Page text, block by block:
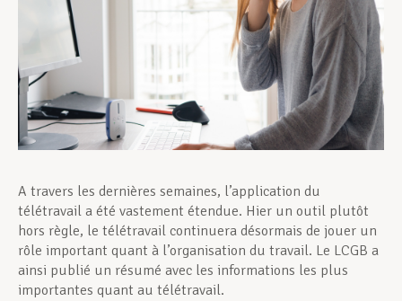
Devenir Membre
Actualités
A travers les dernières semaines, l’application du
télétravail a été vastement étendue. Hier un outil plutôt
hors règle, le télétravail continuera désormais de jouer un
rôle important quant à l’organisation du travail. Le LCGB a
ainsi publié un résumé avec les informations les plus
importantes quant au télétravail.